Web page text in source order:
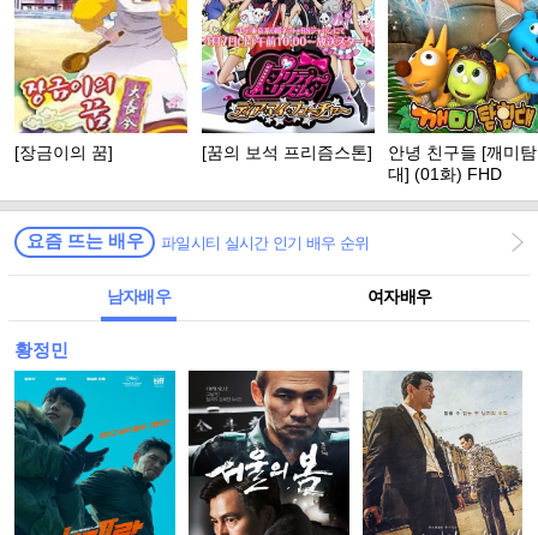
[장금이의 꿈] [꿈의 보석 프리즘스톤]
안녕 친구들 [깨미
대] (01화) FHD
요즘 뜨는 배우 파일시티 실시간 인기 배우 순위
남자배우 여자배우
황정민